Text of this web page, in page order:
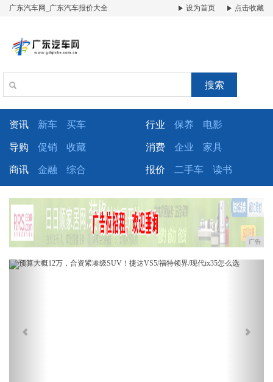
广东汽车网_广东汽车报价大全 设为首页 点击收藏
搜索
资讯 新车 买车 行业 保养 电影
导购 促销 收藏 消费 企业 家具
商讯 金融 综合 报价 二手车 读书
广告
Previous